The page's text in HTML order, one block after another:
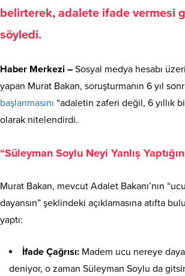
belirterek, adalete ifade vermesi
söyledi.
Haber Merkezi – Sosyal medya hesabı
yapan Murat Bakan, soruşturmanın 6 yıl
başlanmasını “adaletin zaferi değil, 6 yıllık
olarak nitelendirdi.
“Süleyman Soylu Neyi Yanlış
Murat Bakan, mevcut Adalet Bakanı’nın
dayansın” şeklindeki açıklamasına atıfta
yaptı:
İfade Çağrısı: Madem ucu nereye
deniyor, o zaman Süleyman Soylu da